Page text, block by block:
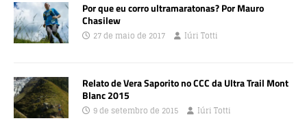
Por que eu corro ultramaratonas? Por Mauro
Chasilew
27 de maio de 2017 Iúri Totti
Relato de Vera Saporito no CCC da Ultra Trail Mont
Blanc 2015
9 de setembro de 2015 Iúri Totti